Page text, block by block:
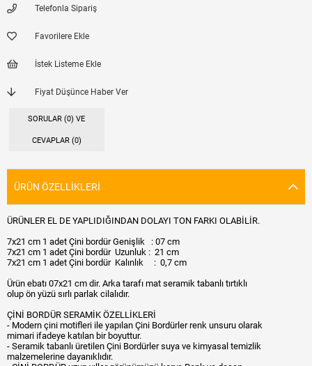
Telefonla Sipariş
Favorilere Ekle
İstek Listeme Ekle
Fiyat Düşünce Haber Ver
SORULAR (0) VE
CEVAPLAR (0)
ÜRÜN ÖZELLIKLERI
ÜRÜNLER EL DE YAPLIDIĞINDAN DOLAYI TON FARKI OLABİLİR.
7x21 cm 1 adet Çini bordür Genişlik : 07 cm
7x21 cm 1 adet Çini bordür Uzunluk : 21 cm
7x21 cm 1 adet Çini bordür Kalınlık : 0,7 cm
Ürün ebatı 07x21 cm dir. Arka tarafı mat seramik tabanlı tırtıklı
olup ön yüzü sırlı parlak cilalıdır.
ÇİNİ BORDÜR SERAMİK ÖZELLİKLERİ
- Modern çini motifleri ile yapılan Çini Bordürler renk unsuru olarak
mimari ifadeye katılan bir boyuttur.
- Seramik tabanlı üretilen Çini Bordürler suya ve kimyasal temizlik
malzemelerine dayanıklıdır.